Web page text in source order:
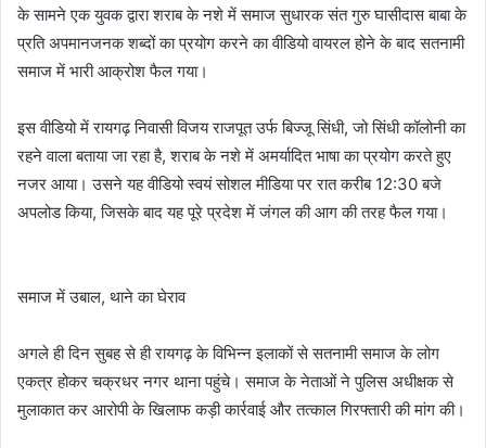
के सामने एक युवक द्वारा शराब के नशे में समाज सुधारक संत गुरु घासीदास बाबा के
प्रति अपमानजनक शब्दों का प्रयोग करने का वीडियो वायरल होने के बाद सतनामी
समाज में भारी आक्रोश फैल गया।
इस वीडियो में रायगढ़ निवासी विजय राजपूत उर्फ बिज्जू सिंधी, जो सिंधी कॉलोनी का
रहने वाला बताया जा रहा है, शराब के नशे में अमर्यादित भाषा का प्रयोग करते हुए
नजर आया। उसने यह वीडियो स्वयं सोशल मीडिया पर रात करीब 12:30 बजे
अपलोड किया, जिसके बाद यह पूरे प्रदेश में जंगल की आग की तरह फैल गया।
समाज में उबाल, थाने का घेराव
अगले ही दिन सुबह से ही रायगढ़ के विभिन्न इलाकों से सतनामी समाज के लोग
एकत्र होकर चक्रधर नगर थाना पहुंचे। समाज के नेताओं ने पुलिस अधीक्षक से
मुलाकात कर आरोपी के खिलाफ कड़ी कार्रवाई और तत्काल गिरफ्तारी की मांग की।